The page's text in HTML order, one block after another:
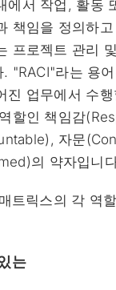
에서 작업, 활동
책임을 정의하
프로젝트 관리
. "RACI"라는 용
진 업무에서 수
할인 책임감
자문
의 약자입니
트릭스의 각 역
는